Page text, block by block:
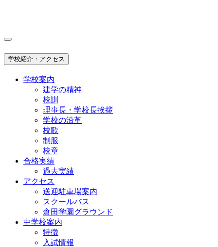
学校紹介・アクセス
学校案内
建学の精神
校訓
理事長・学校長挨拶
学校の沿革
校歌
制服
校章
合格実績
過去実績
アクセス
送迎駐車場案内
スクールバス
倉田学園グラウンド
中学校案内
特徴
入試情報